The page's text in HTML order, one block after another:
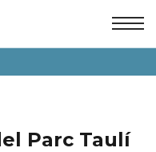
Parc Taulí